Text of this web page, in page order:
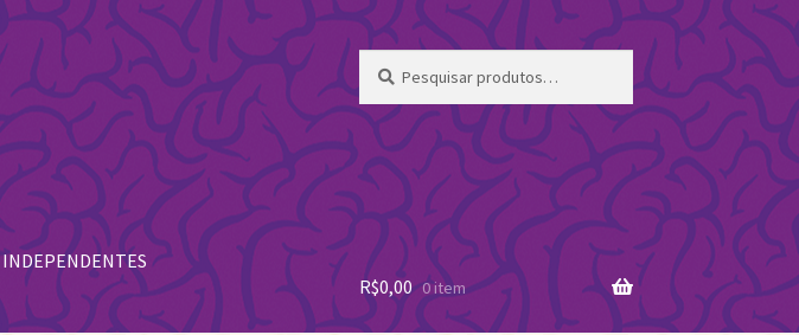
por:
INDEPENDENTES
R$0,00 0 item